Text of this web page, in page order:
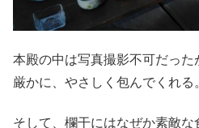
本殿の中は写真撮影不可だっ
厳かに、やさしく包んでくれる
そして、欄干にはなぜか素敵